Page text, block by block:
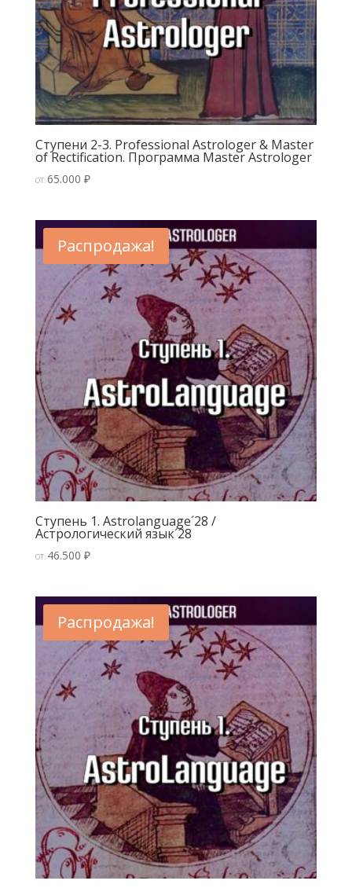
Ступени 2-3. Professional Astrologer & Master
of Rectification. Программа Master Astrologer
ОТ:65.000 ₽
Распродажа!
Ступень 1. Astrolanguage´28 /
Астрологический язык´28
ОТ: 46.500 ₽
Распродажа!